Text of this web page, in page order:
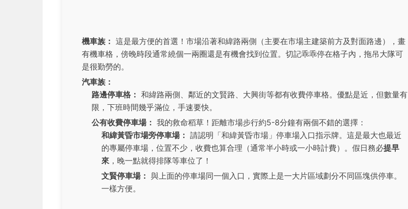
機車族： 這是最方便的首選！市場沿著和緯路兩側（主要在市場主建築前方及對面路邊），畫
有機車格，傍晚時段通常繞個一兩圈還是有機會找到位置。切記乖乖停在格子內，拖吊大隊可
是很勤勞的。
汽車族：
路邊停車格： 和緯路兩側、鄰近的文賢路、大興街等都有收費停車格。優點是近，但數量有
限，下班時間幾乎滿位，手速要快。
公有收費停車場： 我的救命稻草！距離市場步行約5-8分鐘有兩個不錯的選擇：
和緯黃昏市場旁停車場： 請認明「和緯黃昏市場」停車場入口指示牌。這是最大也最近
的專屬停車場，位置不少，收費也算合理（通常半小時或一小時計費）。假日務必提早
來 ，晚一點就得排隊等車位了！
文賢停車場： 與上面的停車場同一個入口，實際上是一大片區域劃分不同區塊供停車。
一樣方便。